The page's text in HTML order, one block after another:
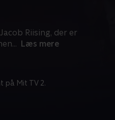
Riising, der er
... Læs mere
på Mit TV 2.